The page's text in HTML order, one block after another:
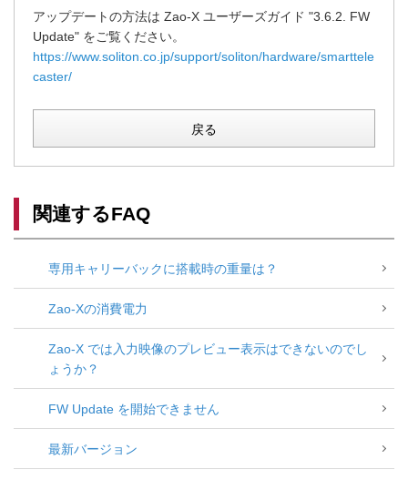
アップデートの方法は Zao-X ユーザーズガイド "3.6.2. FW
Update" をご覧ください。
https://www.soliton.co.jp/support/soliton/hardware/smarttele
caster/
戻る
関連するFAQ
専用キャリーバックに搭載時の重量は？
Zao-Xの消費電力
Zao-X では入力映像のプレビュー表示はできないのでし
ょうか？
FW Update を開始できません
最新バージョン